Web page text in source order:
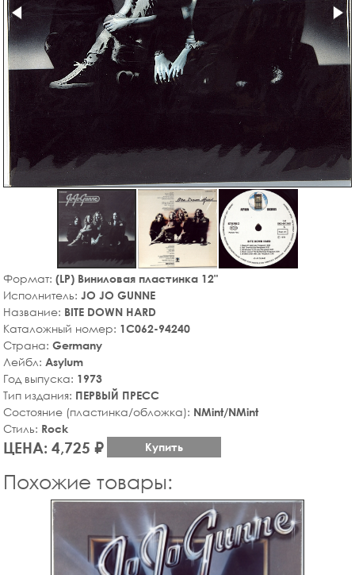
Формат: (LP) Виниловая пластинка 12"
Исполнитель: JO JO GUNNE
Название: BITE DOWN HARD
Каталожный номер: 1C062-94240
Страна: Germany
Лейбл: Asylum
Год выпуска: 1973
Тип издания: ПЕРВЫЙ ПРЕСС
Состояние (пластинка/обложка): NMint/NMint
Стиль: Rock
ЦЕНА: 4,725 ₽ Купить
Похожие товары: